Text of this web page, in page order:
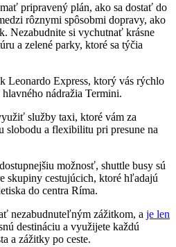
pripravený plán, ako sa dostať do
rôznymi spôsobmi dopravy, ako
Nezabudnite si vychutnať krásne
a zelené parky, ktoré sa týčia
Leonardo Express, ktorý vás rýchlo
nádražia Termini.
služby taxi, ktoré vám za
slobodu a flexibilitu pri presune na
možnosť, shuttle busy sú
skupiny cestujúcich, ktoré hľadajú
do centra Ríma.
nezabudnuteľným zážitkom, a je len
destináciu a využijete každú
a zážitky po ceste.